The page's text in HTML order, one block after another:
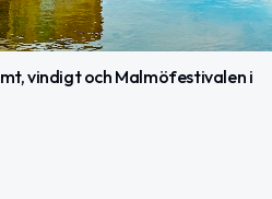
vindigt och Malmöfestivalen i